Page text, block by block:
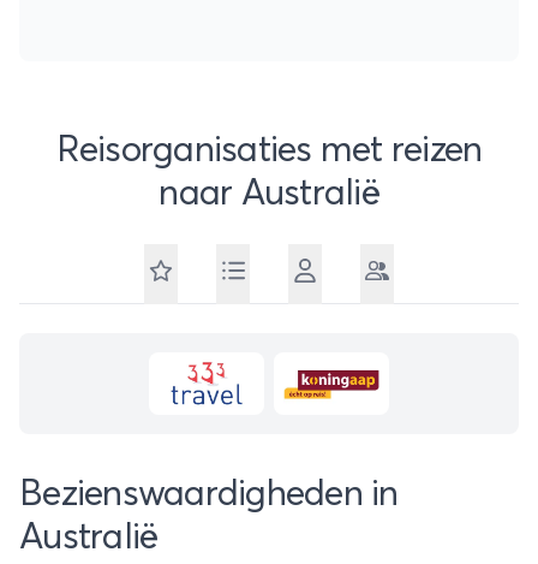
Reisorganisaties met reizen
naar Australië
Bezienswaardigheden in
Australië